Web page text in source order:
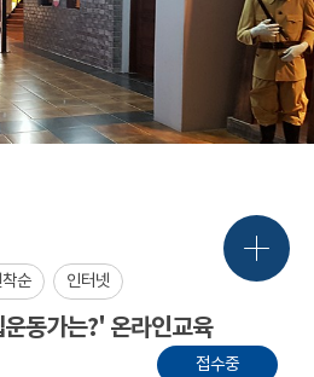
착순 인터넷
동가는?' 온라인교육
접수중